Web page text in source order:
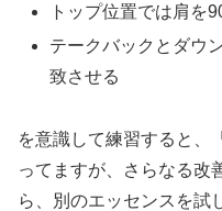
トップ位置では肩を
テークバックとダウ
致させる
を意識して練習すると、
ってますが、さらなる改
ら、別のエッセンスを試